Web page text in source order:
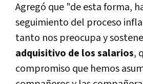
Agregó que "de esta forma,
seguimiento del proceso
tanto nos preocupa y
adquisitivo de los salarios,
compromiso que hemos